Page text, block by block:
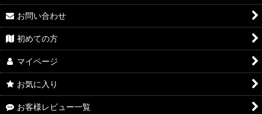
お問い合わせ
初めての方
マイページ
お気に入り
お客様レビュー一覧